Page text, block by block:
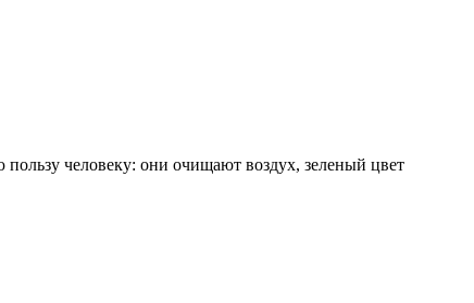
человеку: они очищают воздух, зеленый цвет